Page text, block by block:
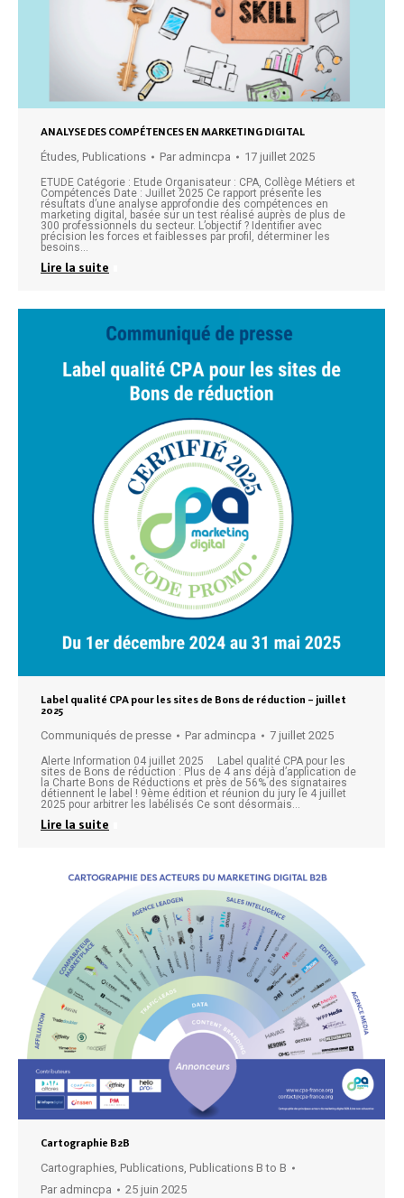
ANALYSE DES COMPÉTENCES EN MARKETING DIGITAL
Études, Publications Par admincpa 17 juillet 2025
ETUDE Catégorie : Etude Organisateur : CPA, Collège Métiers et
Compétences Date : Juillet 2025 Ce rapport présente les
résultats d’une analyse approfondie des compétences en
marketing digital, basée sur un test réalisé auprès de plus de
300 professionnels du secteur. L’objectif ? Identifier avec
précision les forces et faiblesses par profil, déterminer les
besoins…
Lire la suite
Label qualité CPA pour les sites de Bons de réduction – juillet
2025
Communiqués de presse Par admincpa 7 juillet 2025
Alerte Information 04 juillet 2025 Label qualité CPA pour les
sites de Bons de réduction : Plus de 4 ans déjà d’application de
la Charte Bons de Réductions et près de 56% des signataires
détiennent le label ! 9ème édition et réunion du jury le 4 juillet
2025 pour arbitrer les labélisés Ce sont désormais…
Lire la suite
Cartographie B2B
Cartographies, Publications, Publications B to B
Par admincpa 25 juin 2025